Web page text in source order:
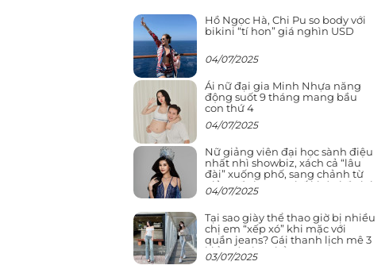
Hồ Ngọc Hà, Chi Pu so body với
bikini “tí hon” giá nghìn USD
04/07/2025
Ái nữ đại gia Minh Nhựa năng
động suốt 9 tháng mang bầu
con thứ 4
04/07/2025
Nữ giảng viên đại học sành điệu
nhất nhì showbiz, xách cả “lâu
đài” xuống phố, sang chảnh từ
giảng đường ra phố khó ai đọ lại
04/07/2025
Tại sao giày thể thao giờ bị nhiều
chị em “xếp xó” khi mặc với
quần jeans? Gái thanh lịch mê 3
kiểu này hơn hẳn
03/07/2025